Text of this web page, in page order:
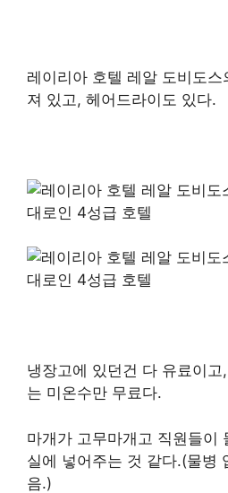
레이리아 호텔 레알 도비도
져 있고, 헤어드라이도 있다.
냉장고에 있던건 다 유료이
는 미온수만 무료다.
마개가 고무마개고 직원들이
실에 넣어주는 것 같다.(물병
음.)